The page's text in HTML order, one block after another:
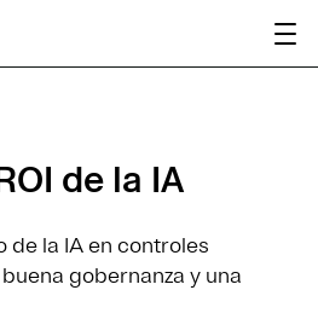
en el
2026
de IA.
de la IA
de la IA en controles
gobernanza y una